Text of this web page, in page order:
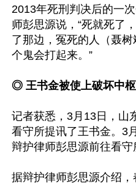
2013年死刑判决后的一
师彭思源说，“死就死了
了那边，冤死的人（聂
个鬼会打起来。”
◎ 王书金被使上破坏中
记者获悉，3月13日，山
看守所提讯了王书金。3
辩护律师彭思源前往看守
据辩护律师彭思源介绍